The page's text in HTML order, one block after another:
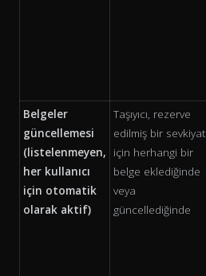
Belgeler
güncellemesi
(listelenmeyen,
her kullanıcı
için otomatik
olarak aktif)
Taşıyıcı, rezerve
edilmiş bir sevkiyat
için herhangi bir
belge eklediğinde
veya
güncellediğinde